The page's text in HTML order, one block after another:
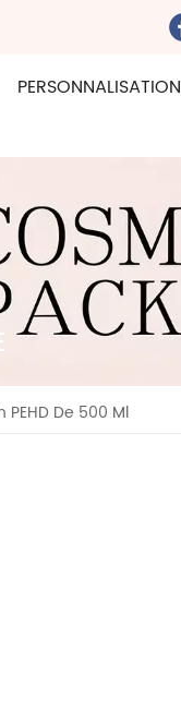
PERSONNALISATION
PEHD De 500 Ml